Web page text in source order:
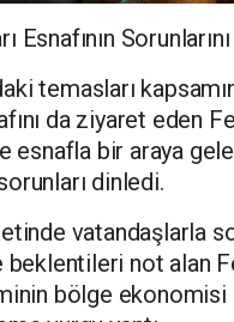
Esnafının
temasları
da ziyaret eden
esnafla bir araya
dinledi.
vatandaşlarla
not alan
bölge ekonomisi